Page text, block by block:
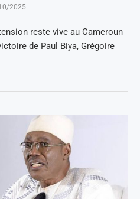
2025
reste vive au Cameroun
de Paul Biya, Grégoire